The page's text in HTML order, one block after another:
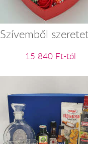
Szívemből
15 840 Ft-tól